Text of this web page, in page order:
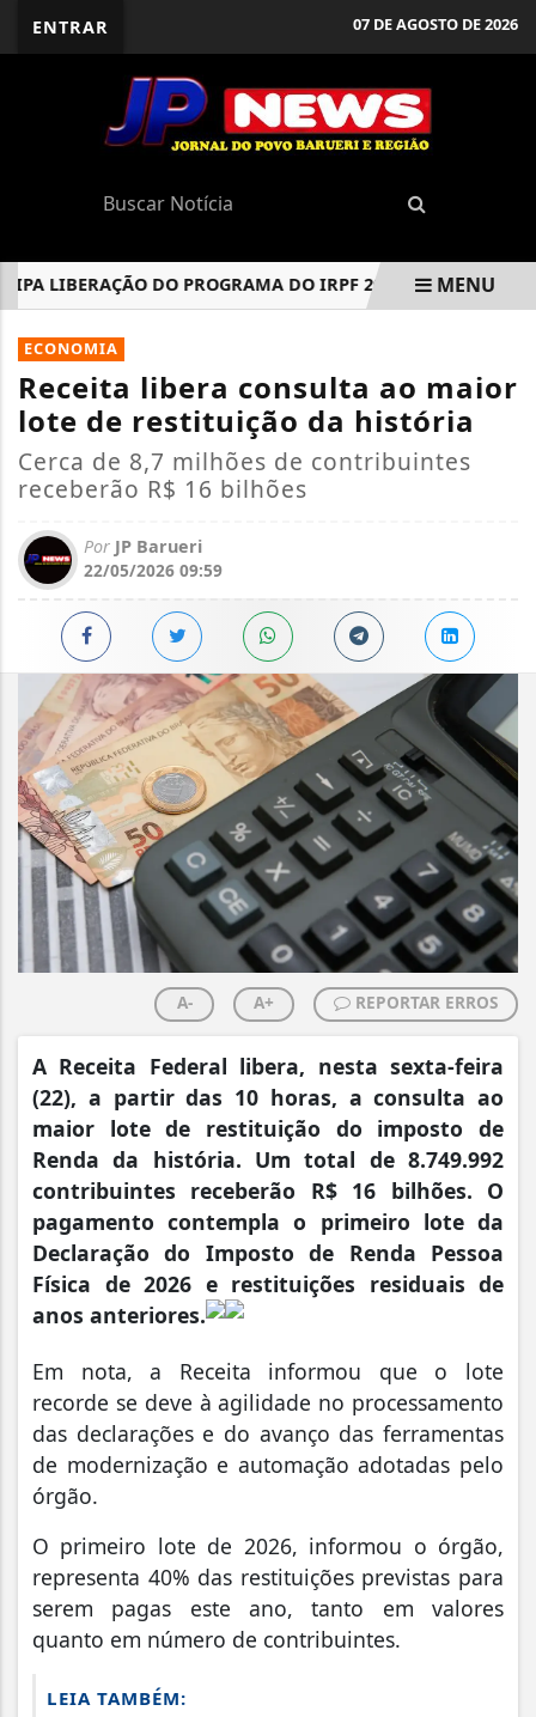
ENTRAR 07 DE AGOSTO DE 2026
LIBERAÇÃO DO PROGRAMA DO IRPF 2026 PARA DOWNLOAD
EM ALTA
MENU
ECONOMIA
Receita libera consulta ao maior
lote de restituição da história
Cerca de 8,7 milhões de contribuintes
receberão R$ 16 bilhões
Por JP Barueri
22/05/2026 09:59
A- A+ REPORTAR ERROS
A Receita Federal libera, nesta sexta-feira
(22), a partir das 10 horas, a consulta ao
maior lote de restituição do imposto de
Renda da história. Um total de 8.749.992
contribuintes receberão R$ 16 bilhões. O
pagamento contempla o primeiro lote da
Declaração do Imposto de Renda Pessoa
Física de 2026 e restituições residuais de
anos anteriores.
Em nota, a Receita informou que o lote
recorde se deve à agilidade no processamento
das declarações e do avanço das ferramentas
de modernização e automação adotadas pelo
órgão.
O primeiro lote de 2026, informou o órgão,
representa 40% das restituições previstas para
serem pagas este ano, tanto em valores
quanto em número de contribuintes.
LEIA TAMBÉM: